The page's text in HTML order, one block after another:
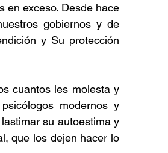
en exceso. Desde hace
gobiernos y de
y Su protección
cuantos les molesta y
modernos y
su autoestima y
que los dejen hacer lo